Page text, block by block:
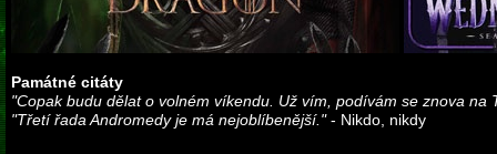
Památné citáty
"Copak budu dělat o volném víkendu. Už vím, podívám se znova na
"Třetí řada Andromedy je má nejoblíbenější."- Nikdo, nikdy